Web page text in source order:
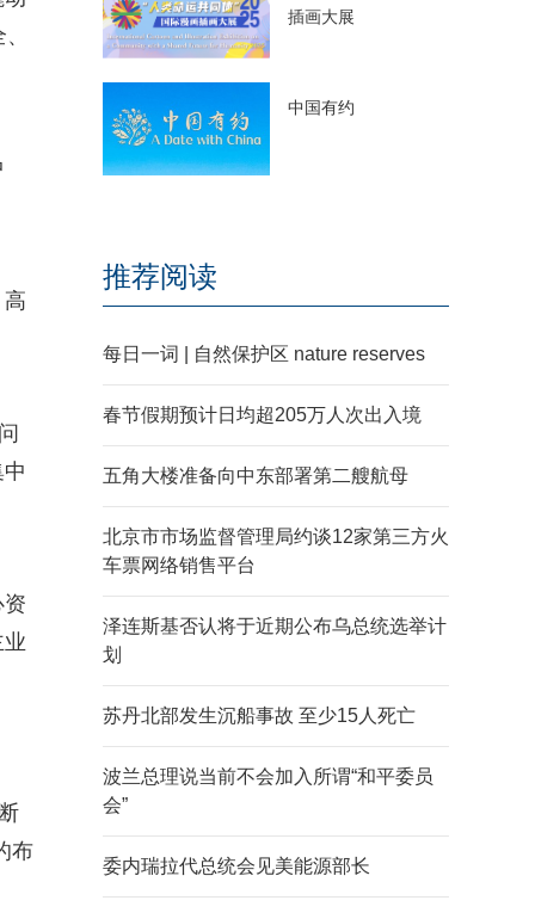
布
插画大展
中国有约
推荐阅读
每日一词 | 自然保护区 nature reserves
春节假期预计日均超205万人次出入境
五角大楼准备向中东部署第二艘航母
北京市市场监督管理局约谈12家第三方火
车票网络销售平台
泽连斯基否认将于近期公布乌总统选举计
划
苏丹北部发生沉船事故 至少15人死亡
波兰总理说当前不会加入所谓“和平委员
会”
委内瑞拉代总统会见美能源部长